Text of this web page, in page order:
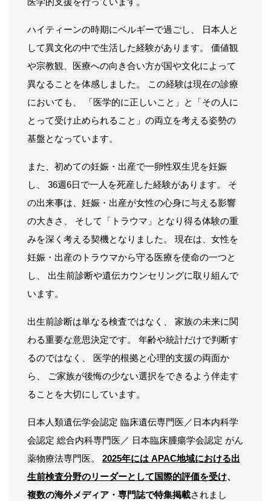
ハイティーンの時期にベルギーで過ごし、 日本人と
して異文化の中で生活した経験があります。 価値観
や宗教観、医療への向き合い方が国や文化によって
異なることを体感しました。 この経験は現在の診療
においても、 「医学的に正しいこと」と「その人に
とって受け止められること」の両立を考える姿勢の
基盤となっています。
また、初めての妊娠・出産で一卵性双生児を妊娠
し、 36週6日で一人を死産した経験があります。 そ
の出来事は、妊娠・出産が女性の心身に与える影響
の大きさ、 そして「トラウマ」となり得る体験の重
みを深く考える契機となりました。 現在は、女性を
妊娠・出産のトラウマから守る医療を使命の一つと
し、 出生前診断や遺伝カウンセリングに取り組んで
います。
出生前診断は単なる検査ではなく、 家族の未来に関
わる重要な意思決定です。 年齢や統計だけで判断す
るのではなく、 医学的根拠と心理的支援の両面か
ら、 ご家族が後悔の少ない選択をできるよう伴走す
ることを大切にしています。
日本人類遺伝学会認定 臨床遺伝専門医／日本内科学
会認定 総合内科専門医／ 日本臨床腫瘍学会認定 がん
薬物療法専門医。 2025年には APAC地域における出
生前検査分野のリーダーとして国際的評価を受け、
複数の海外メディア・専門誌で特集掲載されまし